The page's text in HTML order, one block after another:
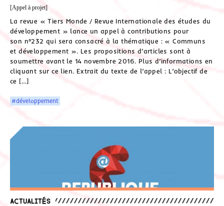
[Appel à projet]
La revue « Tiers Monde / Revue Internationale des études du
développement » lance un appel à contributions pour
son n°232 qui sera consacré à la thématique : « Communs
et développement ». Les propositions d’articles sont à
soumettre avant le 14 novembre 2016. Plus d’informations en
cliquant sur ce lien. Extrait du texte de l’appel : L’objectif de
ce […]
#développement
Actualités